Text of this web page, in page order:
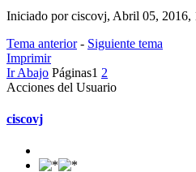
Iniciado por ciscovj, Abril 05, 2016,
Tema anterior- Siguiente tema
Imprimir
Ir Abajo Páginas1 2
Acciones del Usuario
ciscovj